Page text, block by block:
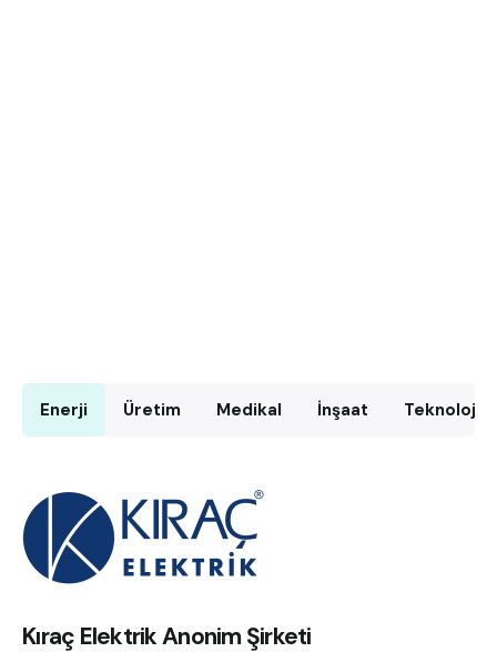
Enerji Üretim Medikal İnşaat Teknoloji
Kıraç Elektrik Anonim Şirketi